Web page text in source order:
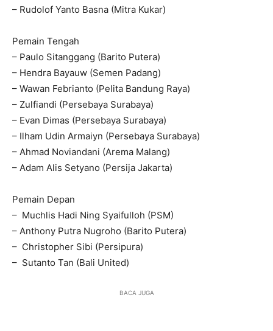
– Rudolof Yanto Basna (Mitra Kukar)
Pemain Tengah
– Paulo Sitanggang (Barito Putera)
– Hendra Bayauw (Semen Padang)
– Wawan Febrianto (Pelita Bandung Raya)
– Zulfiandi (Persebaya Surabaya)
– Evan Dimas (Persebaya Surabaya)
– Ilham Udin Armaiyn (Persebaya Surabaya)
– Ahmad Noviandani (Arema Malang)
– Adam Alis Setyano (Persija Jakarta)
Pemain Depan
– Muchlis Hadi Ning Syaifulloh (PSM)
– Anthony Putra Nugroho (Barito Putera)
– Christopher Sibi (Persipura)
– Sutanto Tan (Bali United)
BACA JUGA